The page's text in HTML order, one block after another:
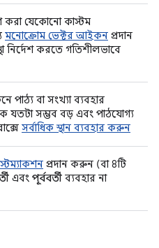
যেকোনো কাস্টম
মনোক্রোম ভেক্টর আইকন প্রদান
নির্দেশ করতে গতিশীলভাবে
পাঠ্য বা সংখ্যা ব্যবহার
যতটা সম্ভব বড় এবং পাঠযোগ্য
সর্বাধিক স্থান ব্যবহার করুন
প্রদান করুন (বা 8টি
এবং পূর্ববর্তী ব্যবহার না